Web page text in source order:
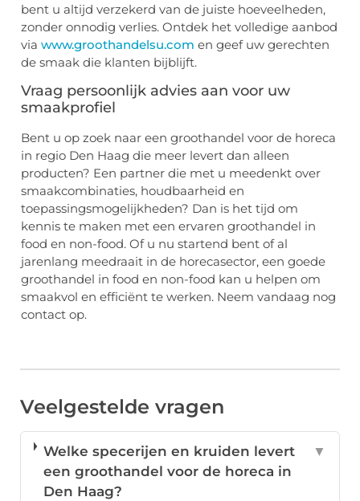
bent u altijd verzekerd van de juiste hoeveelheden,
zonder onnodig verlies. Ontdek het volledige aanbod
via www.groothandelsu.com en geef uw gerechten
de smaak die klanten bijblijft.
Vraag persoonlijk advies aan voor uw
smaakprofiel
Bent u op zoek naar een groothandel voor de horeca
in regio Den Haag die meer levert dan alleen
producten? Een partner die met u meedenkt over
smaakcombinaties, houdbaarheid en
toepassingsmogelijkheden? Dan is het tijd om
kennis te maken met een ervaren groothandel in
food en non-food. Of u nu startend bent of al
jarenlang meedraait in de horecasector, een goede
groothandel in food en non-food kan u helpen om
smaakvol en efficiënt te werken. Neem vandaag nog
contact op.
Veelgestelde vragen
Welke specerijen en kruiden levert
een groothandel voor de horeca in
Den Haag?
▼